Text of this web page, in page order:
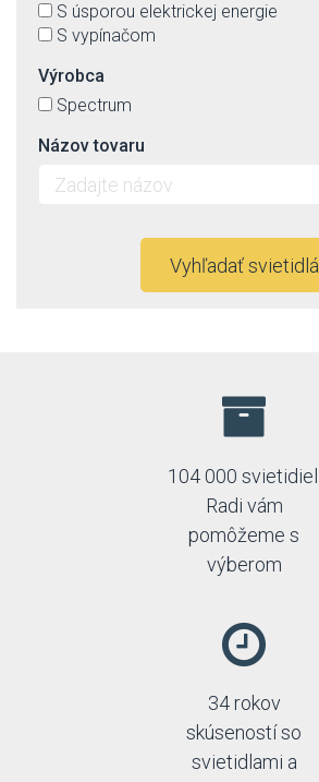
S úsporou elektrickej energie
S vypínačom
Výrobca
Spectrum
Názov tovaru
Vyhľadať svietidlá
104 000 svietidiel.
Radi vám
pomôžeme s
výberom
34 rokov
skúseností so
svietidlami a